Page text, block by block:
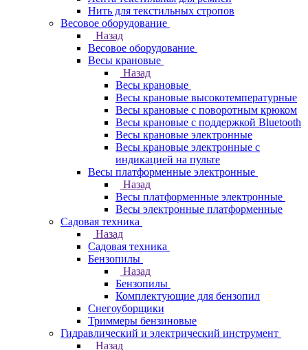
Нить для текстильных стропов
Весовое оборудование
Назад
Весовое оборудование
Весы крановые
Назад
Весы крановые
Весы крановые высокотемпературные
Весы крановые с поворотным крюком
Весы крановые с поддержкой Bluetooth
Весы крановые электронные
Весы крановые электронные с
индикацией на пульте
Весы платформенные электронные
Назад
Весы платформенные электронные
Весы электронные платформенные
Садовая техника
Назад
Садовая техника
Бензопилы
Назад
Бензопилы
Комплектующие для бензопил
Снегоуборщики
Триммеры бензиновые
Гидравлический и электрический инструмент
Назад